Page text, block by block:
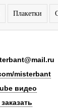
Плакетки
misterbant
видео